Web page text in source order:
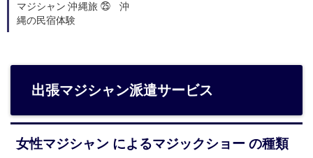
マジシャン 沖縄旅 ㉕ 沖
縄の民宿体験
出張マジシャン派遣サービス
女性マジシャン によるマジックショー の種類